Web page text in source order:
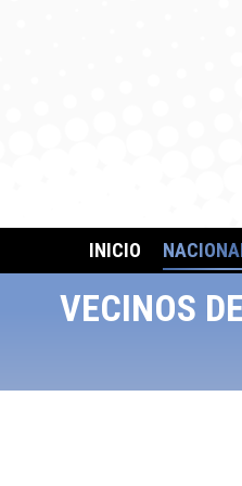
INICIO
VECINOS